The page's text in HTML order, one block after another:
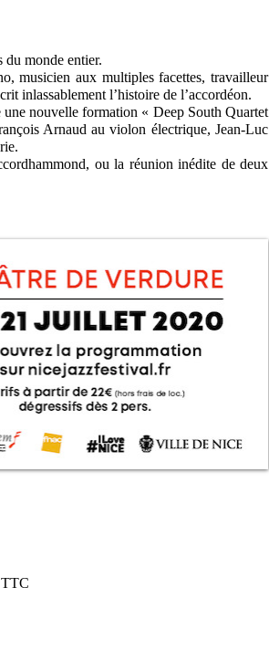
du monde entier.
musicien aux multiples facettes, travailleur
inlassablement l’histoire de l’accordéon.
nouvelle formation « Deep South Quartet
Arnaud au violon électrique, Jean-Luc
ou la réunion inédite de deux
TTC